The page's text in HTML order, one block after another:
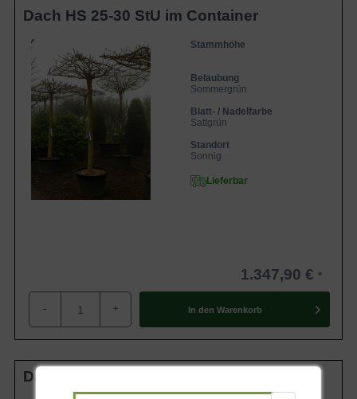
Dach HS 25-30 StU im Container
Stammhöhe
Belaubung
Sommergrün
Blatt- / Nadelfarbe
Sattgrün
Standort
Sonnig
Lieferbar
1.347,90 €
- + In den Warenkorb
Dach HS 30-35 StU im Container